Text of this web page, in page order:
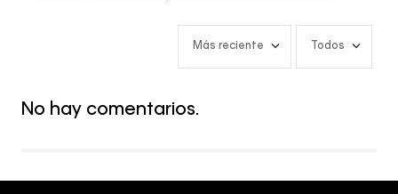
Más reciente Todos
No hay comentarios.